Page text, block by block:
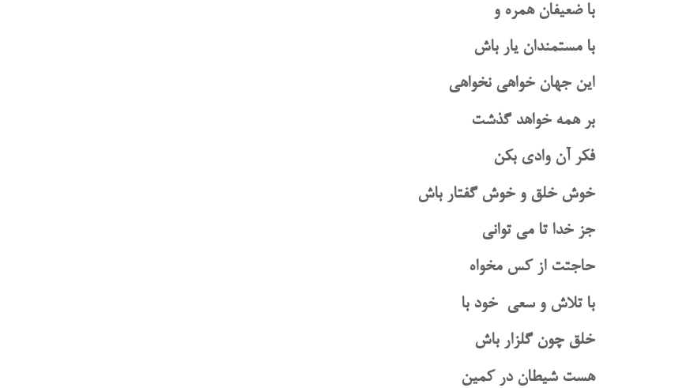
با ضعیفان همره و
با مستمندان یار باش
این جهان خواهی نخواهی
بر همه خواهد گذشت
فکر آن وادی بکن
خوش خلق و خوش گفتار باش
جز خدا تا می توانی
حاجتت از کس مخواه
با تلاش و سعی خود با
خلق چون گلزار باش
هست شیطان در کمین